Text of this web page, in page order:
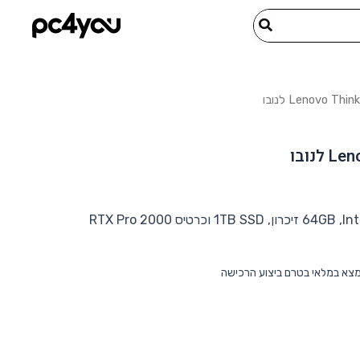
תחנת עבודה ניידת Lenovo ThinkPad P1 Gen 8 עם Intel Ultra 7, ‏64GB זיכרון, ‏1TB SSD וכרטיס RTX Pro 2000
במלאי בטרם ביצוע הרכישה